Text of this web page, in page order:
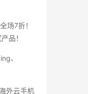
场7折！
品！
、
外云手机